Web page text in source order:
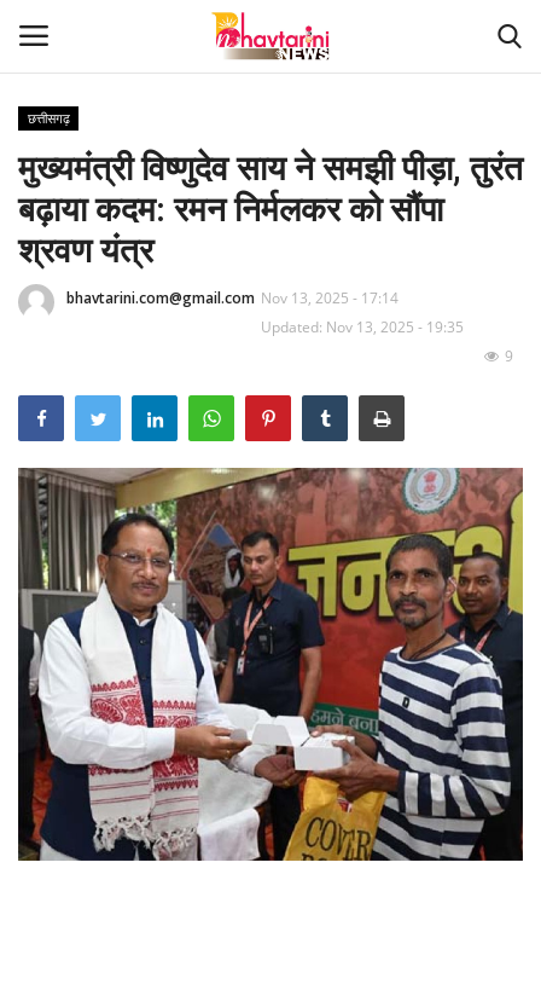
Home
संपर्क करें
Contact
देश
दुनिया
मध्य प्रदेश
छत्तीसगढ़
राजस्थान
पंजाब
उत्तराखंड
उत्तर प्रदेश
छत्तीसगढ़
मुख्यमंत्री विष्णुदेव साय ने समझी पीड़ा, तुरंत
बढ़ाया कदम: रमन निर्मलकर को सौंपा
श्रवण यंत्र
bhavtarini.com@gmail.com Nov 13, 2025 - 17:14
Updated: Nov 13, 2025 - 19:35
9